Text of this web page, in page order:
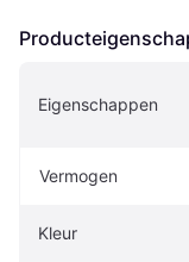
Eigenschappen
Vermogen
Kleur